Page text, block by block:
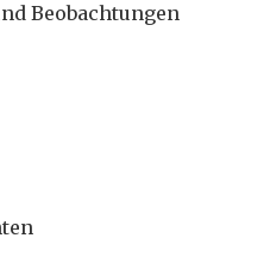
Beobachtungen